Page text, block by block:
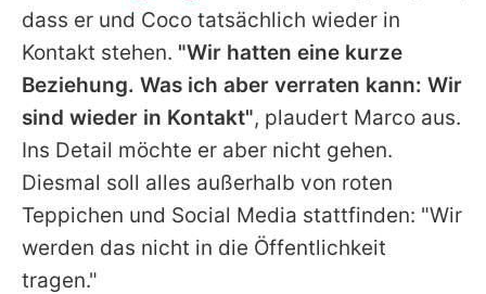
dass er und Coco tatsächlich wieder in
Kontakt stehen. "Wir hatten eine kurze
Beziehung. Was ich aber verraten kann: Wir
sind wieder in Kontakt", plaudert Marco aus.
Ins Detail möchte er aber nicht gehen.
Diesmal soll alles außerhalb von roten
Teppichen und Social Media stattfinden: "Wir
werden das nicht in die Öffentlichkeit
tragen."